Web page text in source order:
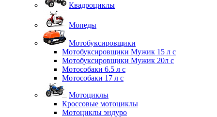
Квадроциклы
Мопеды
Мотобуксировщики
Мотобуксировщики Мужик 15 л с
Мотобуксировщики Мужик 20л с
Мотособаки 6.5 л с
Мотособаки 17 л с
Мотоциклы
Кроссовые мотоциклы
Мотоциклы эндуро